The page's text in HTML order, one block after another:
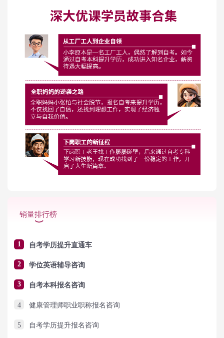
销量排行榜
1 自考学历提升直通车
2 学位英语辅导咨询
3 自考本科报名咨询
4 健康管理师职业职称报名咨询
5 自考学历提升报名咨询